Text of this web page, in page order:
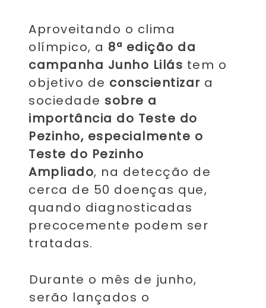
Aproveitando o clima
olímpico, a 8ª edição da
campanha Junho Lilás tem o
objetivo de conscientizar a
sociedade sobre a
importância do Teste do
Pezinho, especialmente o
Teste do Pezinho
Ampliado, na detecção de
cerca de 50 doenças que,
quando diagnosticadas
precocemente podem ser
tratadas.
Durante ​o mês de junho,
serão lançados o